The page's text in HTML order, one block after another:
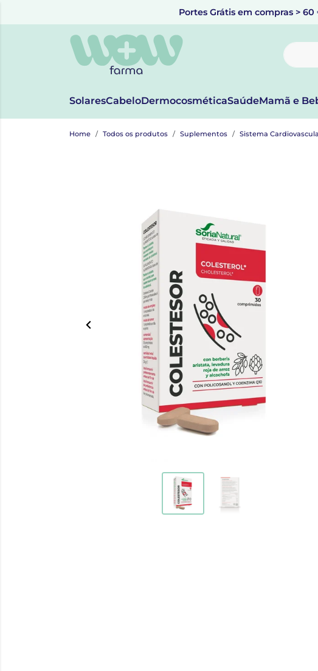
Portes Grátis em compras >
SolaresCabeloDermocosméticaSaúdeMamã e
Home Todos os produtos Suplementos Sistema